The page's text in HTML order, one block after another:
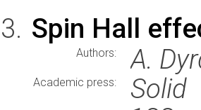
Spin Hall
Authors: A.
Academic press:
Solid